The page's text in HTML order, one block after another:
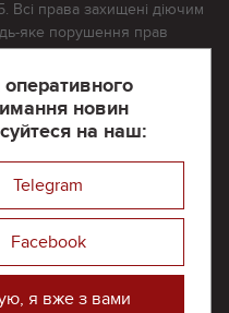
новин
на наш:
Telegram
Facebook
я вже з вами
Всі права захищені діючим
яке порушення прав
Будь-яке відтворення
дозволу редакції.
матеріалів, розміщених
посилання на інші
видання, несе редакційна
сайті
та підтримується